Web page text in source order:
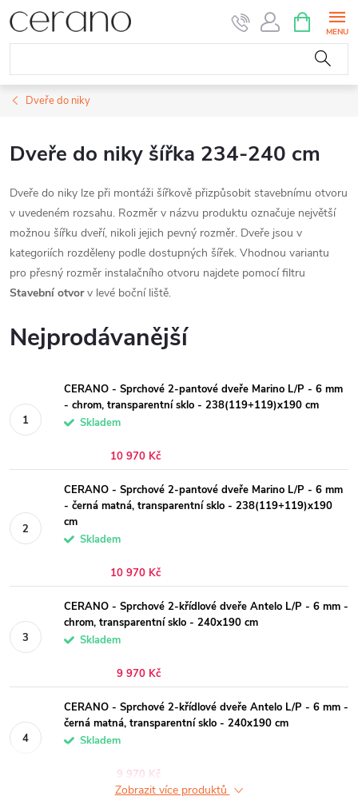
Přejít
na
obsah
NÁKUPNÍ
KOŠÍK
Dveře do niky
Dveře do niky šířka 234-240 cm
Dveře do niky lze při montáži šířkově přizpůsobit stavebnímu otvoru
v uvedeném rozsahu. Rozměr v názvu produktu označuje největší
možnou šířku dveří, nikoli jejich pevný rozměr. Dveře jsou v
kategoriích rozděleny podle dostupných šířek. Vhodnou variantu
pro přesný rozměr instalačního otvoru najdete pomocí filtru
Stavební otvorv levé boční liště.
Nejprodávanější
CERANO - Sprchové 2-pantové dveře Marino L/P - 6 mm
- chrom, transparentní sklo - 238(119+119)x190 cm
Skladem
10 970 Kč
CERANO - Sprchové 2-pantové dveře Marino L/P - 6 mm
- černá matná, transparentní sklo - 238(119+119)x190
cm
Skladem
10 970 Kč
CERANO - Sprchové 2-křídlové dveře Antelo L/P - 6 mm -
chrom, transparentní sklo - 240x190 cm
Skladem
9 970 Kč
CERANO - Sprchové 2-křídlové dveře Antelo L/P - 6 mm -
černá matná, transparentní sklo - 240x190 cm
Skladem
9 970 Kč
Zobrazit více produktů